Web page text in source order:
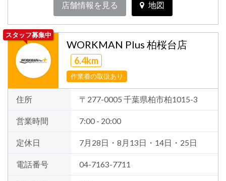
店舗情報を見る 地図
スタッフ募集中
WORKMAN Plus 柏桜台店
6.4km
作業着の取扱あり
住所 〒277-0005 千葉県柏市柏1015-3
営業時間 7:00 - 20:00
定休日 7月28日・8月13日・14日・25日
電話番号 04-7163-7711